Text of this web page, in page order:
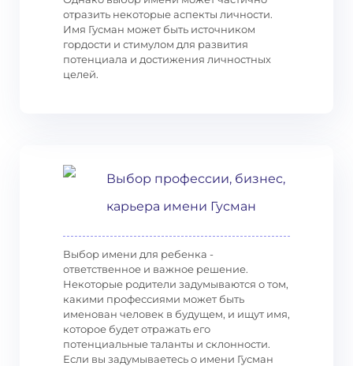
отразить некоторые аспекты личности.
Имя Гусман может быть источником
гордости и стимулом для развития
потенциала и достижения личностных
целей.
Выбор профессии, бизнес,
карьера имени Гусман
Выбор имени для ребенка -
ответственное и важное решение.
Некоторые родители задумываются о том,
какими профессиями может быть
именован человек в будущем, и ищут имя,
которое будет отражать его
потенциальные таланты и склонности.
Если вы задумываетесь о имени Гусман